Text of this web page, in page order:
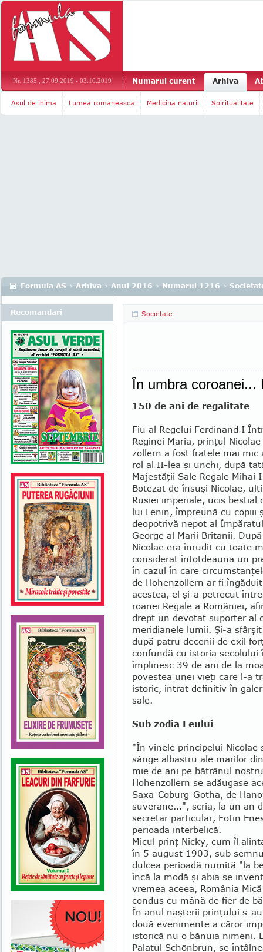
Nr. 1385 , 27.09.2019 - 03.10.2019 Numarul curent Arhiva
Asul de inima Lumea romaneasca Medicina naturii Spiritualitate
Formula AS › Arhiva › Anul 2016 › Numarul 1216 ›
Societate
În umbra coroanei...
150 de ani de regalitate
Fiu al Regelui Ferdinand I
Re­ginei Maria, prinţul
zollern a fost fratele mai mic
rol al II-lea şi unchi, după
Majestăţii Sale Re­gale Mihai
Botezat de însuşi Nicolae,
Rusiei imperiale, ucis bestial
lui Lenin, împreună cu copiii
deopotrivă nepot al
George al Marii Britanii.
Nicolae era înrudit cu toate
considerat întotdeauna un
în cazul în care
de Hohenzollern ar fi
acestea, el şi-a petrecut
roa­nei Regale a României,
drept un devotat suporter al
me­ridianele lu­mii. Şi-a
după patru decenii de exil
confundă cu istoria
împlinesc 39 de ani de la
povestea unei vieţi care l-a
istoric, intrat defi­nitiv în
sale.
Sub zodia Leului
"În vinele principelui
sânge albastru ale ma­rilor
mie de ani pe bătrânul
Hohenzollern se adău­gase
Saxa-Co­burg-Gotha, de
suverane...", scria, la un an
secretar particu­lar, Fotin
perioada interbelică.
Micul prinţ Nicky, cum îl
în 5 august 1903, sub
dulcea perioadă numită "la
încă la modă şi abia se
vre­mea aceea, România
condus cu mână de fier de
În anul naşterii prinţului s-
două eveni­mente a căror
istorică nu o bănuia nimeni.
Palatul Schönbrun, se
Recomandari